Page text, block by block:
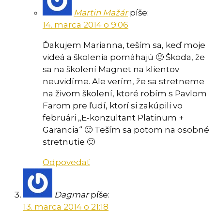
Martin Mažár píše:
14. marca 2014 o 9:06
Ďakujem Marianna, teším sa, keď moje
videá a školenia pomáhajú 🙂 Škoda, že
sa na školení Magnet na klientov
neuvidíme. Ale verím, že sa stretneme
na živom školení, ktoré robím s Pavlom
Farom pre ľudí, ktorí si zakúpili vo
februári „E-konzultant Platinum +
Garancia“ 🙂 Teším sa potom na osobné
stretnutie 🙂
Odpovedať
Dagmar píše:
13. marca 2014 o 21:18